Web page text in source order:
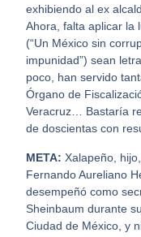
exhibiendo al ex
Ahora, falta aplicar la
(“Un México sin
impunidad”) sean
poco, han servido
Órgano de
Veracruz… Bastaría
de doscientas con
META: Xalapeño,
Fernando Aureliano
desempeñó como
Sheinbaum durante
Ciudad de México, y